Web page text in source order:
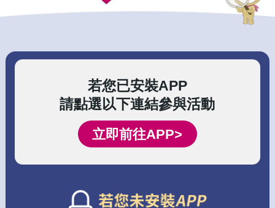
若您已安裝APP
請點選以下連結參與活動
立即前往APP>